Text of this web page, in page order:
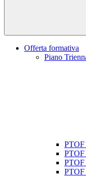
Offerta formativa
Piano
PTOF
PTOF
PTOF
PTOF